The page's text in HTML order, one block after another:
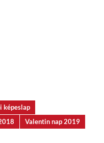
képeslap
Valentin nap 2019